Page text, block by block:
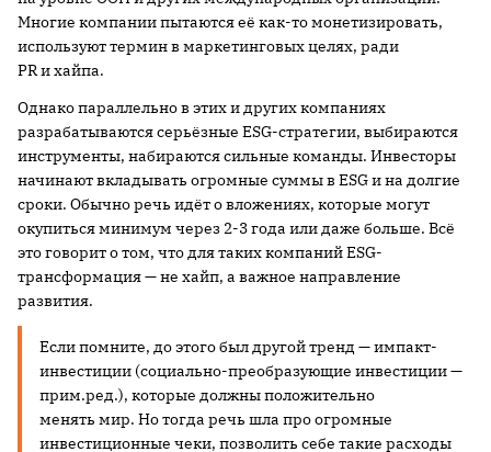
Многие компании пытаются её как-то монетизировать,
используют термин в маркетинговых целях, ради
PR и хайпа.
Однако параллельно в этих и других компаниях
разрабатываются серьёзные ESG-стратегии, выбираются
инструменты, набираются сильные команды. Инвесторы
начинают вкладывать огромные суммы в ESG и на долгие
сроки. Обычно речь идёт о вложениях, которые могут
окупиться минимум через 2-3 года или даже больше. Всё
это говорит о том, что для таких компаний ESG-
трансформация — не хайп, а важное направление
развития.
Если помните, до этого был другой тренд — импакт-
инвестиции (социально-преобразующие инвестиции —
прим.ред.), которые должны положительно
менять мир. Но тогда речь шла про огромные
инвестиционные чеки, позволить себе такие расходы